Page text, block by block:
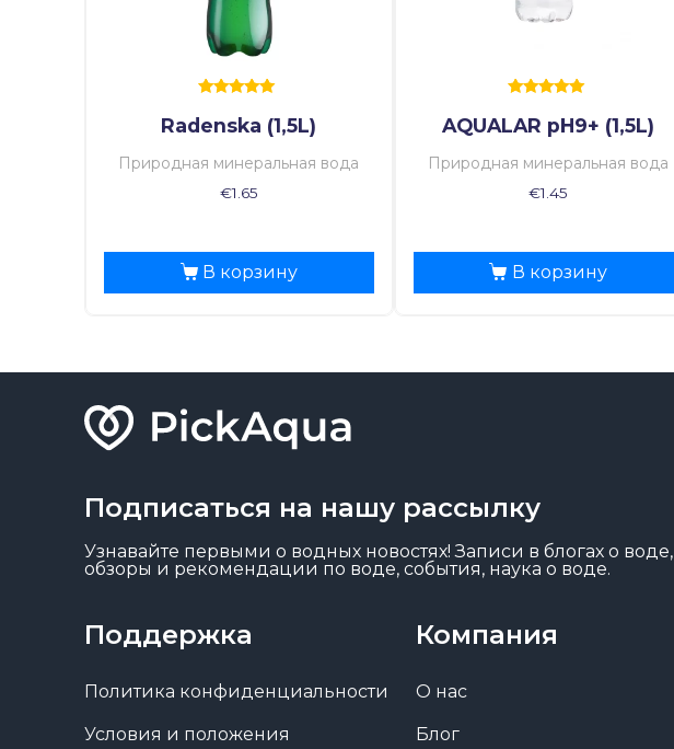
5.00
из 5
Radenska (1,5L)
Природная минеральная вода
€1.65
В корзину
5.00
из 5
AQUALAR pH9+ (1,5L)
Природная минеральная вода
€1.45
В корзину
Подписаться на нашу рассылку
Узнавайте первыми о водных новостях! Записи в блогах о воде,
обзоры и рекомендации по воде, события, наука о воде.
Поддержка
Политика конфиденциальности
Условия и положения
Компания
О нас
Блог